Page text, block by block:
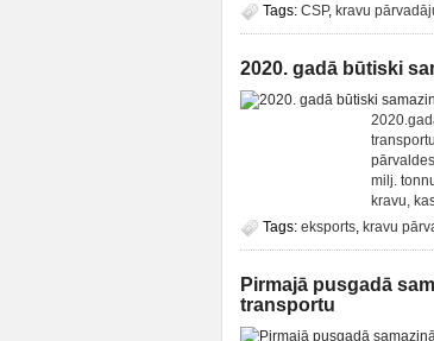
Tags: CSP, kravu
2020. gadā būtiski
milj.
kravu,
Tags: eksports, kravu
Pirmajā pusgadā
transportu